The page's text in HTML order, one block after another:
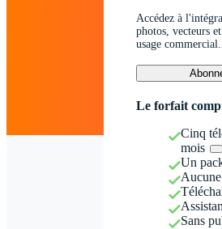
Accédez à
photos, vecteurs
usage
Le forfait
Cinq
mois
Un
Sans